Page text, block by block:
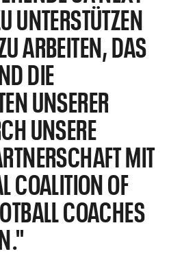
UNTERSTÜTZEN
ARBEITEN, DAS
DIE
UNSERER
UNSERE
MIT
COALITION OF
COACHES